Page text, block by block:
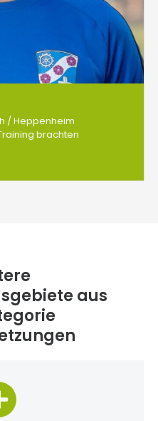
/ Heppenheim
brachten
aus